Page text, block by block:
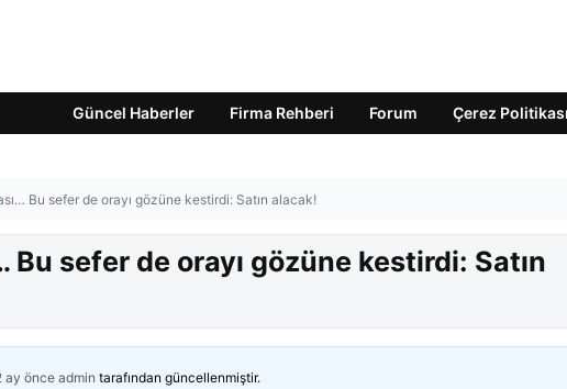
Güncel Haberler Firma Rehberi Forum Çerez Politikası
Bu sefer de orayı gözüne kestirdi: Satın alacak!
Bu sefer de orayı gözüne kestirdi: Satın
ay önceadmin tarafından güncellenmiştir.